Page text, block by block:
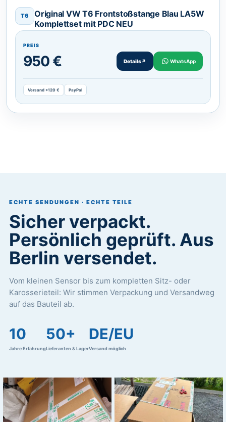
T6
Original VW T6 Frontstoßstange Blau LA5W
Komplettset mit PDC NEU
PREIS
950 € Details↗ WhatsApp
Versand +120 € PayPal
ECHTE SENDUNGEN · ECHTE TEILE
Sicher verpackt.
Persönlich geprüft. Aus
Berlin versendet.
Vom kleinen Sensor bis zum kompletten Sitz- oder
Karosserieteil: Wir stimmen Verpackung und Versandweg
auf das Bauteil ab.
10
Jahre Erfahrung
50+
Lieferanten & Lager
DE/EU
Versand möglich